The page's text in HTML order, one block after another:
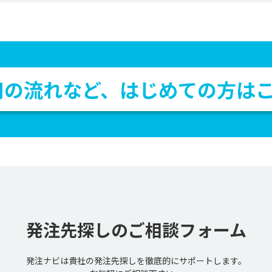
流れなど、 はじめての方は
発注先探しのご相談フォーム
発注ナビは貴社の発注先探しを徹底的にサポートします。